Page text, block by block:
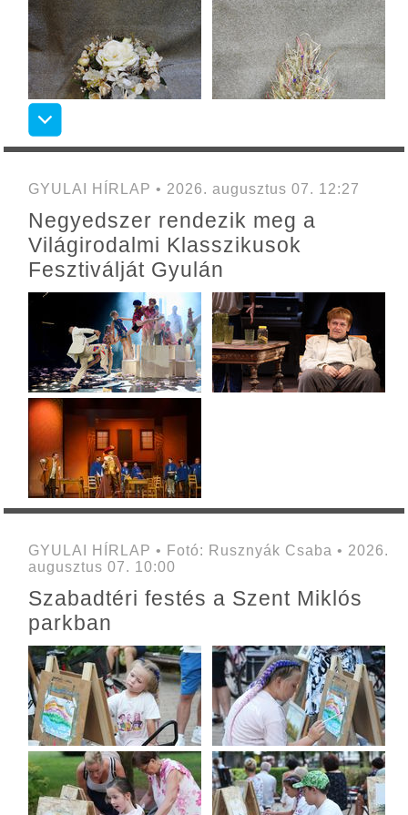
GYULAI HÍRLAP • 2026. augusztus 07. 12:27
Negyedszer rendezik meg a
Világirodalmi Klasszikusok
Fesztiválját Gyulán
GYULAI HÍRLAP • Fotó: Rusznyák Csaba • 2026.
augusztus 07. 10:00
Szabadtéri festés a Szent Miklós
parkban